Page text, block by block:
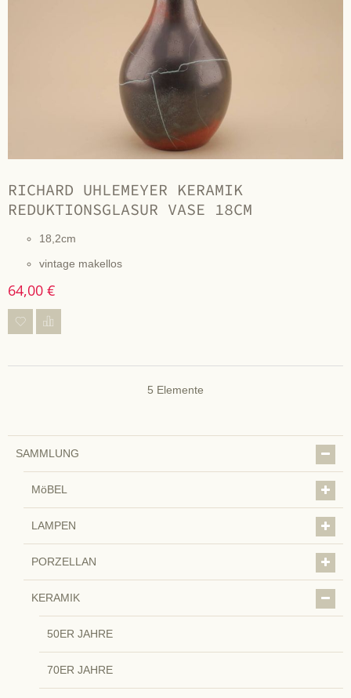
RICHARD UHLEMEYER KERAMIK
REDUKTIONSGLASUR VASE 18CM
18,2cm
vintage makellos
64,00 €
5 Elemente
SAMMLUNG
MöBEL
LAMPEN
PORZELLAN
KERAMIK
50ER JAHRE
70ER JAHRE